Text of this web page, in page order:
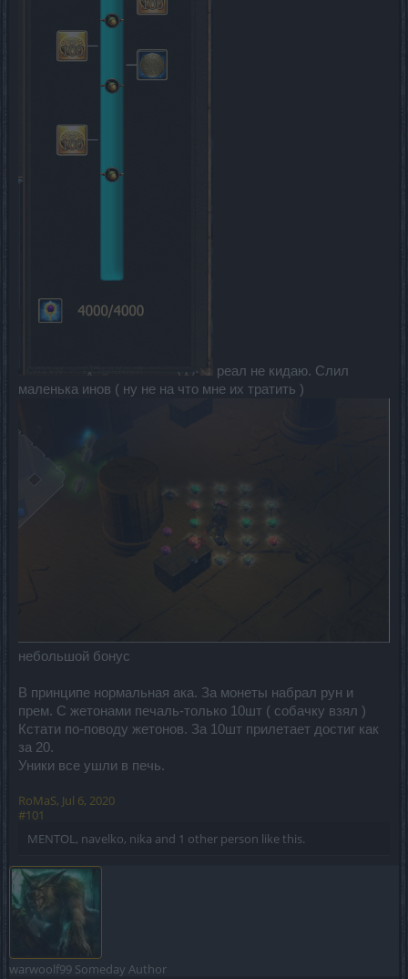
реал не кидаю. Слил
маленька инов ( ну не на что мне их тратить )
небольшой бонус
В принципе нормальная ака. За монеты набрал рун и
прем. С жетонами печаль-только 10шт ( собачку взял )
Кстати по-поводу жетонов. За 10шт прилетает достиг как
за 20.
Уники все ушли в печь.
RoMaS, Jul 6, 2020
#101
MENTOL, navelko, nika and 1 other person like this.
warwoolf99 Someday Author